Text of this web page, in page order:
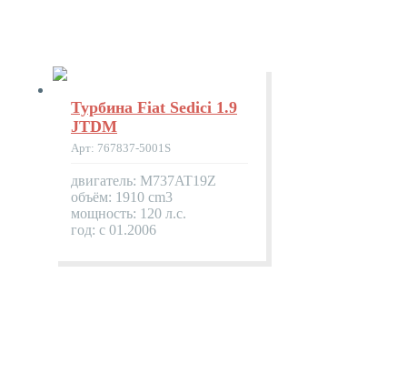
Турбина Fiat Sedici 1.9
JTDM
Арт: 767837-5001S
двигатель: M737AT19Z
объём: 1910 cm3
мощность: 120 л.с.
год: с 01.2006